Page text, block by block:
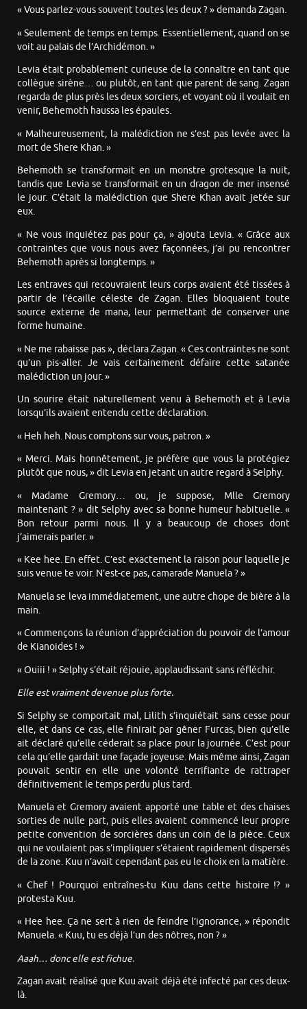
« Vous parlez-vous souvent toutes les deux ? » demanda Zagan.
« Seulement de temps en temps. Essentiellement, quand on se
voit au palais de l’Archidémon. »
Levia était probablement curieuse de la connaître en tant que
collègue sirène… ou plutôt, en tant que parent de sang. Zagan
regarda de plus près les deux sorciers, et voyant où il voulait en
venir, Behemoth haussa les épaules.
« Malheureusement, la malédiction ne s’est pas levée avec la
mort de Shere Khan. »
Behemoth se transformait en un monstre grotesque la nuit,
tandis que Levia se transformait en un dragon de mer insensé
le jour. C’était la malédiction que Shere Khan avait jetée sur
eux.
« Ne vous inquiétez pas pour ça, » ajouta Levia. « Grâce aux
contraintes que vous nous avez façonnées, j’ai pu rencontrer
Behemoth après si longtemps. »
Les entraves qui recouvraient leurs corps avaient été tissées à
partir de l’écaille céleste de Zagan. Elles bloquaient toute
source externe de mana, leur permettant de conserver une
forme humaine.
« Ne me rabaisse pas », déclara Zagan. « Ces contraintes ne sont
qu’un pis-aller. Je vais certainement défaire cette satanée
malédiction un jour. »
Un sourire était naturellement venu à Behemoth et à Levia
lorsqu’ils avaient entendu cette déclaration.
« Heh heh. Nous comptons sur vous, patron. »
« Merci. Mais honnêtement, je préfère que vous la protégiez
plutôt que nous, » dit Levia en jetant un autre regard à Selphy.
« Madame Gremory… ou, je suppose, Mlle Gremory
maintenant ? » dit Selphy avec sa bonne humeur habituelle. «
Bon retour parmi nous. Il y a beaucoup de choses dont
j’aimerais parler. »
« Kee hee. En effet. C’est exactement la raison pour laquelle je
suis venue te voir. N’est-ce pas, camarade Manuela ? »
Manuela se leva immédiatement, une autre chope de bière à la
main.
« Commençons la réunion d’appréciation du pouvoir de l’amour
de Kianoides ! »
« Ouiii ! » Selphy s’était réjouie, applaudissant sans réfléchir.
Elle est vraiment devenue plus forte.
Si Selphy se comportait mal, Lilith s’inquiétait sans cesse pour
elle, et dans ce cas, elle finirait par gêner Furcas, bien qu’elle
ait déclaré qu’elle céderait sa place pour la journée. C’est pour
cela qu’elle gardait une façade joyeuse. Mais même ainsi, Zagan
pouvait sentir en elle une volonté terrifiante de rattraper
définitivement le temps perdu plus tard.
Manuela et Gremory avaient apporté une table et des chaises
sorties de nulle part, puis elles avaient commencé leur propre
petite convention de sorcières dans un coin de la pièce. Ceux
qui ne voulaient pas s’impliquer s’étaient rapidement dispersés
de la zone. Kuu n’avait cependant pas eu le choix en la matière.
« Chef ! Pourquoi entraînes-tu Kuu dans cette histoire !? »
protesta Kuu.
« Hee hee. Ça ne sert à rien de feindre l’ignorance, » répondit
Manuela. « Kuu, tu es déjà l’un des nôtres, non ? »
Aaah… donc elle est fichue.
Zagan avait réalisé que Kuu avait déjà été infecté par ces deux-
là.